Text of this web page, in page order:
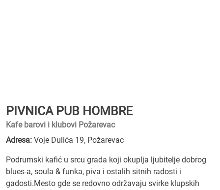
PIVNICA PUB HOMBRE
Kafe barovi i klubovi Požarevac
Adresa: Voje Dulića 19, Požarevac
Podrumski kafić u srcu grada koji okuplja ljubitelje dobrog
blues-a, soula & funka, piva i ostalih sitnih radosti i
gadosti.Mesto gde se redovno održavaju svirke klupskih